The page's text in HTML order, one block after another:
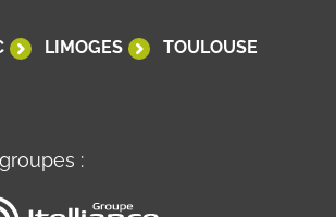
LIMOGES TOULOUSE
: